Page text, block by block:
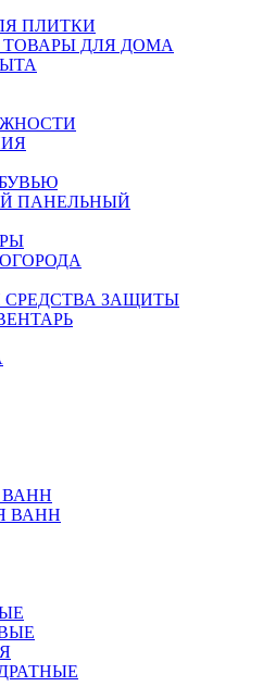
ПЛИТКИ
ДЛЯ ДОМА
ПАНЕЛЬНЫЙ
СРЕДСТВА ЗАЩИТЫ
ВАНН